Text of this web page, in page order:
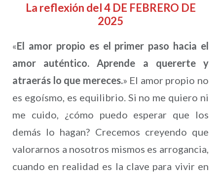
La reflexión del 4 DE FEBRERO DE
2025
«El amor propio es el primer paso hacia el
amor auténtico. Aprende a quererte y
atraerás lo que mereces.» El amor propio no
es egoísmo, es equilibrio. Si no me quiero ni
me cuido, ¿cómo puedo esperar que los
demás lo hagan? Crecemos creyendo que
valorarnos a nosotros mismos es arrogancia,
cuando en realidad es la clave para vivir en